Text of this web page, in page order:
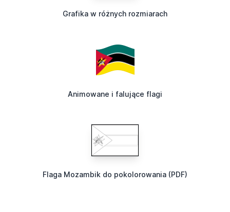
Grafika w różnych rozmiarach
Animowane i falujące flagi
Flaga Mozambik do pokolorowania (PDF)